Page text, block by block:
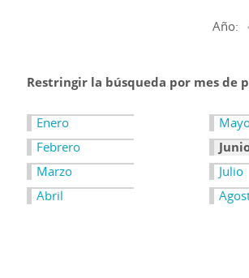
Año:
Restringir la búsqueda por mes de
Enero
Febrero
Marzo
Abril
Julio